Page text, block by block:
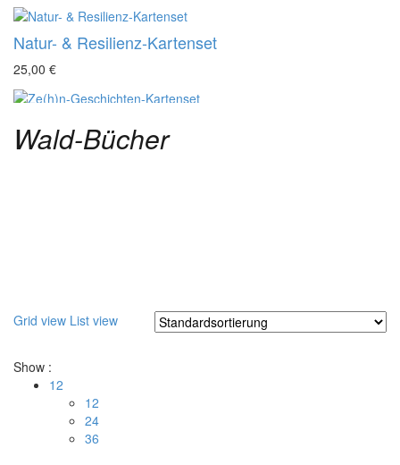
Natur- & Resilienz-Kartenset
25,00 €
Ze(h)n-Geschichten-Kartenset
8,95€ 8,00 €
Wald-Bücher
Grid view List view
Show :
12
12
24
36